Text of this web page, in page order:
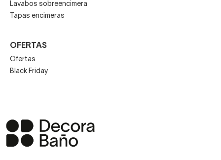
Lavabos sobreencimera
Tapas encimeras
OFERTAS
Ofertas
Black Friday